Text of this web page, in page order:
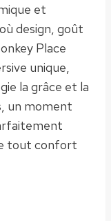
et
design, goût
Place
unique,
la grâce et la
un moment
tout confort